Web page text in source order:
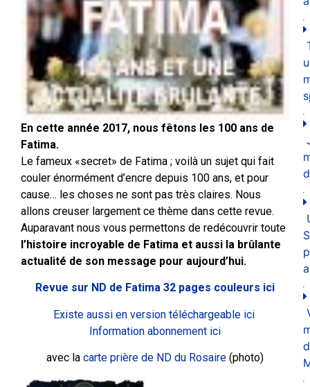
En cette année 2017, nous fêtons les 100 ans de
Fatima.
Le fameux «secret» de Fatima ; voilà un sujet qui fait
couler énormément d’encre depuis 100 ans, et pour
cause… les choses ne sont pas très claires. Nous
allons creuser largement ce thème dans cette revue.
Auparavant nous vous permettons de redécouvrir toute
l’histoire incroyable de Fatima et aussi la brûlante
actualité de son message pour aujourd’hui.
Revue sur ND de Fatima 32 pages couleurs ici
Existe aussi en version téléchargeable ici
Information abonnement ici
avec la carte prière de ND du Rosaire (photo)